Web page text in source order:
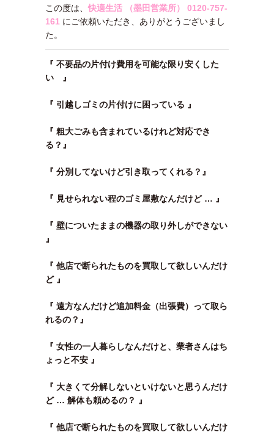
この度は、快適生活 （墨田営業所）
0120-757-
161 にご依頼いただき、ありがとうございまし
た。
『 不要品の片付け費用を可能な限り安くした
い 』
『 引越しゴミの片付けに困っている 』
『 粗大ごみも含まれているけれど対応でき
る？』
『 分別してないけど引き取ってくれる？』
『 見せられない程のゴミ屋敷なんだけど … 』
『 壁についたままの機器の取り外しができない
』
『 他店で断られたものを買取して欲しいんだけ
ど 』
『 遠方なんだけど追加料金（出張費）って取ら
れるの？』
『 女性の一人暮らしなんだけと、業者さんはち
ょっと不安 』
『 大きくて分解しないといけないと思うんだけ
ど … 解体も頼めるの？ 』
『 他店で断られたものを買取して欲しいんだけ